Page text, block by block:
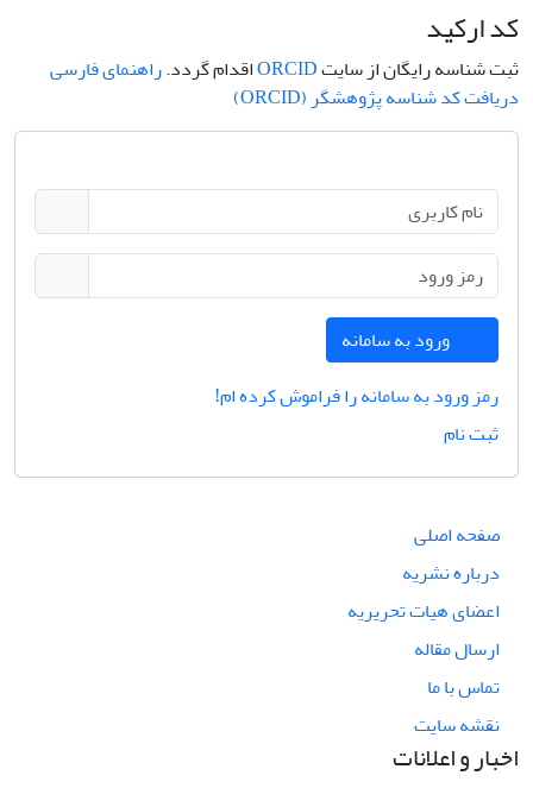
کد ارکید
ثبت شناسه رایگان از سایتORCIDاقدام گردد.راهنمای فارسی
دریافت کد شناسه پژوهشگر (ORCID)
ورود به سامانه
رمز ورود به سامانه را فراموش کرده ام!
ثبت نام
صفحه اصلی
درباره نشریه
اعضای هیات تحریریه
ارسال مقاله
تماس با ما
نقشه سایت
اخبار و اعلانات